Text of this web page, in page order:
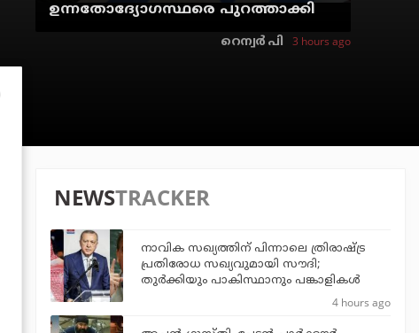
ഉന്നതോദ്യോഗസ്ഥരെ പുറത്താക്കി
റെന്വര്‍ പി 3 hours ago
NEWSTRACKER
നാവിക സഖ്യത്തിന് പിന്നാലെ ത്രിരാഷ്ട്ര
പ്രതിരോധ സഖ്യവുമായി സൗദി;
തുര്‍ക്കിയും പാകിസ്ഥാനും പങ്കാളികള്‍
4 hours ago